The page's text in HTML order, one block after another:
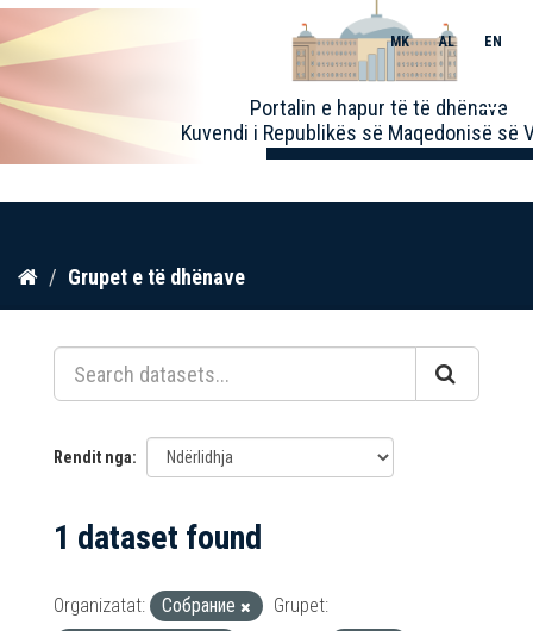
Kalo
përmbajtja
Portalin e hapur të të dhënave
Kuvendi i Republikës së Maqedonisë së
MK AL EN
Toggle
Grupet e të dhënave
Rendit nga
1 dataset found
Organizatat: Собрание
Grupet: